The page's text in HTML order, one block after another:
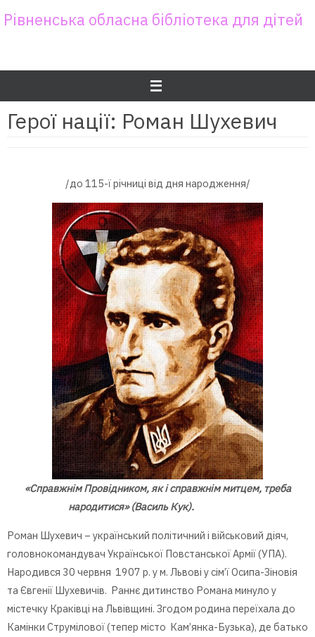
toРівненська обласна бібліотека для дітей
Герої нації: Роман Шухевич
/до 115-ї річниці від дня народження/
«Справжнім Провідником, як і справжнім митцем, треба
народитися» (Василь Кук).
Роман Шухевич – український політичний і військовий діяч,
головнокомандувач Української Повстанської Армії (УПА).
Народився 30 червня 1907 р. у м. Львові у сім’ї Осипа-Зіновія
та Євгенії Шухевичів. Раннє дитинство Романа минуло у
містечку Краківці на Львівщині. Згодом родина переїхала до
Камінки Струмілової (тепер місто Кам’янка-Бузька), де батько